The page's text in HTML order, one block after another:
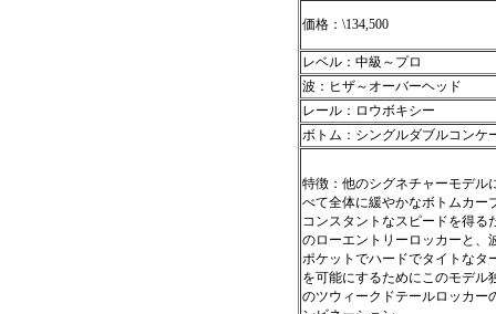
価格：\134,500
レベル：中級～プロ
波：ヒザ～オーバーヘッド
レール：ロウボキシー
ボトム：シングルダブルコンケ
特徴：他のシグネチャーモデル
べて全体に緩やかなボトムカー
コンスタントなスピードを得る
のローエントリーロッカーと、
ポケットでハードでタイトなタ
を可能にするためにこのモデル
のツウィークドテールロッカー